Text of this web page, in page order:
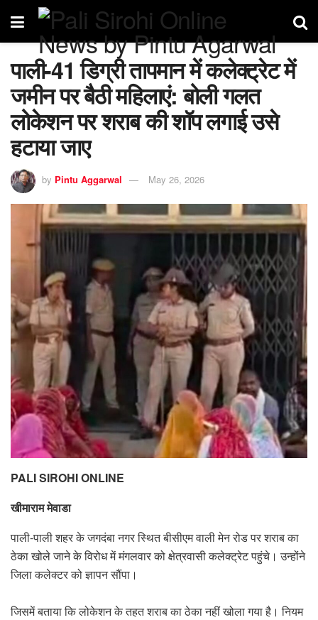
पाली-41 डिग्री तापमान में कलेक्ट्रेट में
जमीन पर बैठी महिलाएं: बोली गलत
लोकेशन पर शराब की शॉप लगाई उसे
हटाया जाए
by Pintu Aggarwal May 26, 2026
PALI SIROHI ONLINE
खीमाराम मेवाडा
पाली-पाली शहर के जगदंबा नगर स्थित बीसीएम वाली मेन रोड पर शराब का
ठेका खोले जाने के विरोध में मंगलवार को क्षेत्रवासी कलेक्ट्रेट पहुंचे। उन्होंने
जिला कलेक्टर को ज्ञापन सौंपा।
जिसमें बताया कि लोकेशन के तहत शराब का ठेका नहीं खोला गया है। नियम